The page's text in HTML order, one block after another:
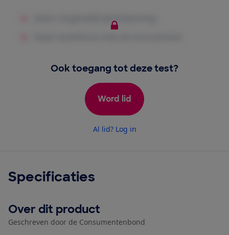
Ook toegang tot deze test?
Word lid
Al lid? Log in
Specificaties
Over dit product
Geschreven door de Consumentenbond